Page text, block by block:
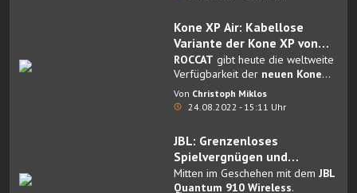
softwarebasierter
Anpassungsoptionen ermöglicht,
das Spielerlebnis komplett zu
personalisieren.
Kone XP Air: Kabellose
Variante der Kone XP von
ROCCAT ab sofort weltweit
erhältlich
ROCCAT gibt heute die weltweite
Verfügbarkeit der neuen Kone
XP Air bekannt.
Von Christoph Miklos
24.08.2022 - 15:11 Uhr
JBL: Grenzenloses
Spielvergnügen und
punktgenaue Präzision mit
dem JBL Quantum 910
Mitten im Geschehen mit dem JBL
Quantum 910 Wireless.